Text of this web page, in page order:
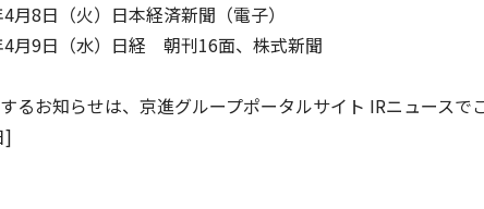
月8日（火）日本経済新聞（電子）
（水）日経 朝刊16面、株式新聞
るお知らせは、京進グループポータルサイト IRニュースで
]